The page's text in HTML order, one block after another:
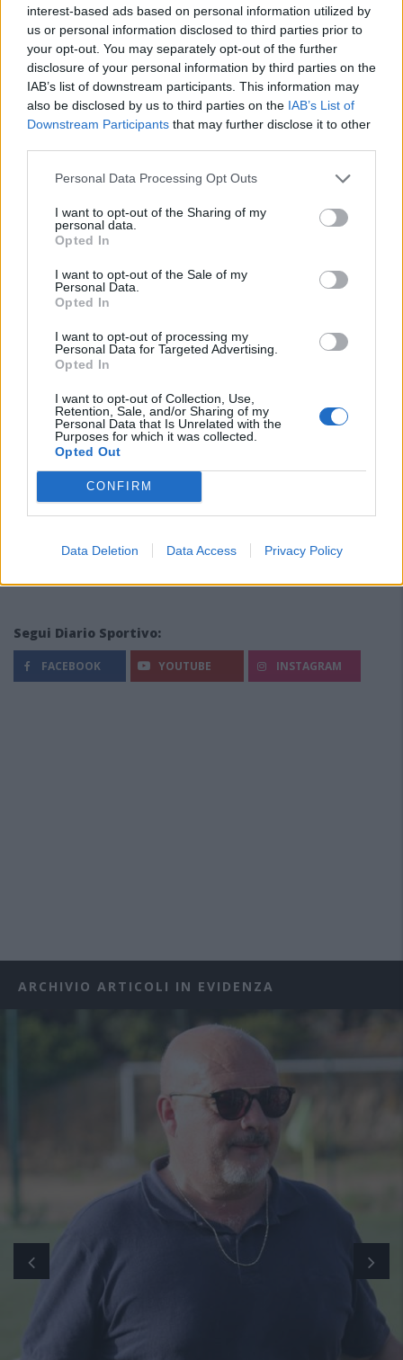
interest-based ads based on personal information utilized by
us or personal information disclosed to third parties prior to
your opt-out. You may separately opt-out of the further
disclosure of your personal information by third parties on the
IAB’s list of downstream participants. This information may
also be disclosed by us to third parties on the IAB’s List of
Downstream Participants that may further disclose it to other
Personal Data Processing Opt Outs
I want to opt-out of the Sharing of my
personal data.
Opted In
I want to opt-out of the Sale of my
Personal Data.
Opted In
I want to opt-out of processing my
Personal Data for Targeted Advertising.
Opted In
I want to opt-out of Collection, Use,
Retention, Sale, and/or Sharing of my
Personal Data that Is Unrelated with the
Purposes for which it was collected.
Opted Out
CONFIRM
Data Deletion Data Access Privacy Policy
7 Ago 2026
Il Selargius rinforza il centrocampo con
Manuel Rinino e Samuele Vacca
6 Ago 2026
Definiti gli organici di Prima con l'aggiunta
di Golfo Aranci, La Salle e Ottava, in Seconda
8 ripescaggi
7 Ago 2026
27 Apr 2014
Segui Diario Sportivo:
FACEBOOK YOUTUBE INSTAGRAM
ARCHIVIO ARTICOLI IN EVIDENZA